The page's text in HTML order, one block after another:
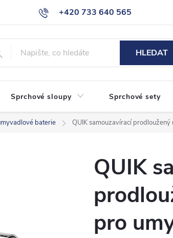
+420 733 640 565
info@eshop-sanita.cz
Reklamace Obchodní podmínky
HLEDAT
Sprchové sloupy Sprchové sety
baterie QUIK samouzavírací
QUIK
pro